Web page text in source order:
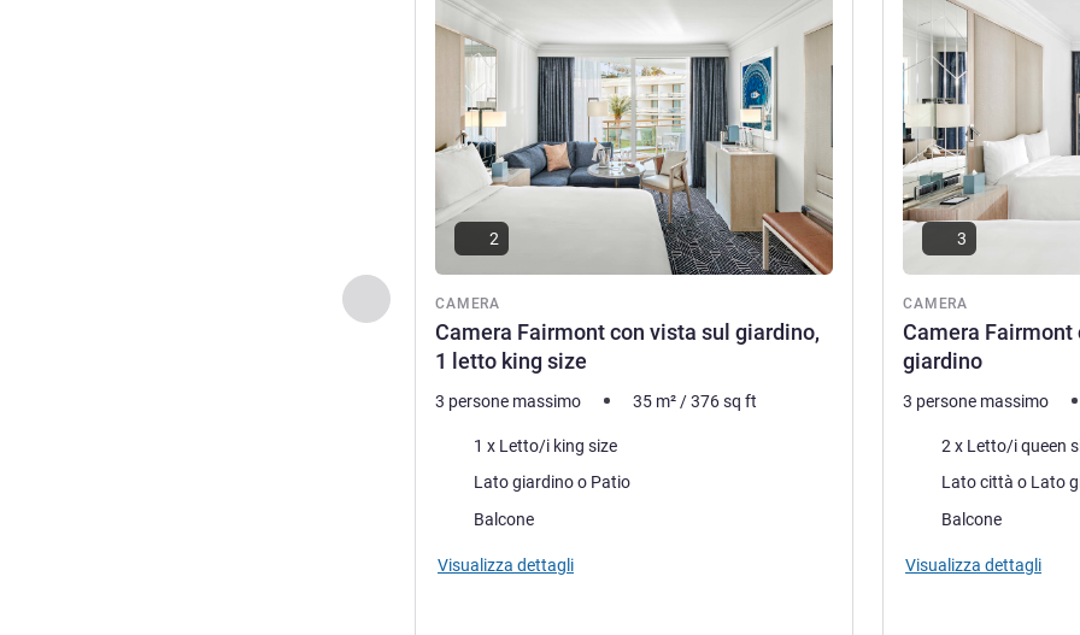
Precedente - Camera
CAMERA
Camera Fairmont con vista sul giardino,
1 letto king size
2
3 persone massimo 35 m² /376sq ft
Biancheria da letto
1 x Letto/i king size
Vista:
Lato giardino o Patio
Più alloggi:
Balcone
Visualizza dettagli
CAMERA
Camera Fairmont
giardino
3
3 persone massimo
Biancheria da letto
2 x Letto/i queen
Vista:
Più alloggi:
Balcone
Visualizza dettagli